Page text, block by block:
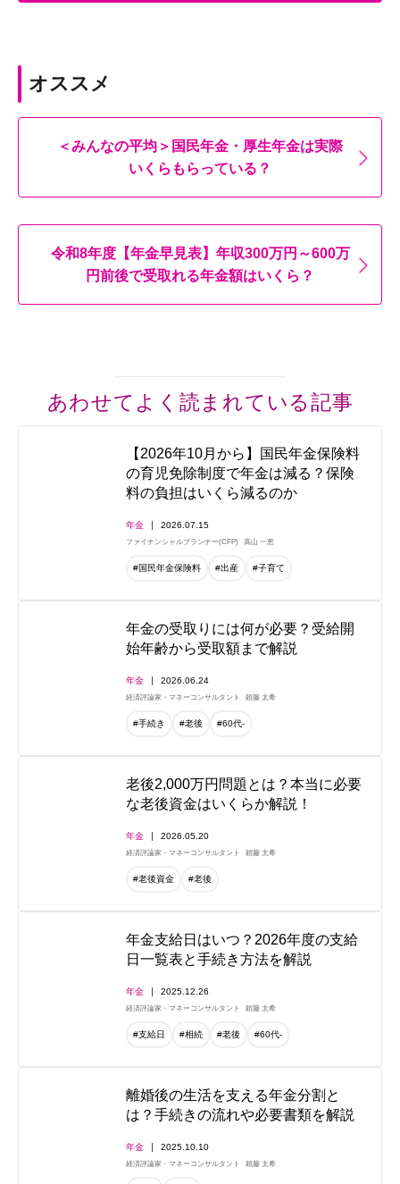
オススメ
＜みんなの平均＞国民年金・厚生年金は実際
いくらもらっている？
令和8年度【年金早見表】年収300万円～600万
円前後で受取れる年金額はいくら？
あわせてよく読まれている記事
【2026年10月から】国民年金保険料
の育児免除制度で年金は減る？保険
料の負担はいくら減るのか
年金 2026.07.15
ファイナンシャルプランナー(CFP) 高山 一恵
#国民年金保険料 #出産 #子育て
年金の受取りには何が必要？受給開
始年齢から受取額まで解説
年金 2026.06.24
経済評論家・マネーコンサルタント 頼藤 太希
#手続き #老後 #60代-
老後2,000万円問題とは？本当に必要
な老後資金はいくらか解説！
年金 2026.05.20
経済評論家・マネーコンサルタント 頼藤 太希
#老後資金 #老後
年金支給日はいつ？2026年度の支給
日一覧表と手続き方法を解説
年金 2025.12.26
経済評論家・マネーコンサルタント 頼藤 太希
#支給日 #相続 #老後 #60代-
離婚後の生活を支える年金分割と
は？手続きの流れや必要書類を解説
年金 2025.10.10
経済評論家・マネーコンサルタント 頼藤 太希